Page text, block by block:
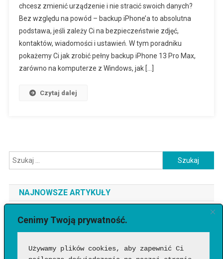
Cenimy Twoją prywatność.
Używamy plików cookies, aby zapewnić Ci
chcesz zmienić urządzenie i nie stracić swoich danych?
Bez względu na powód – backup iPhone’a to absolutna
podstawa, jeśli zależy Ci na bezpieczeństwie zdjęć,
kontaktów, wiadomości i ustawień. W tym poradniku
pokażemy Ci jak zrobić pełny backup iPhone 13 Pro Max,
zarówno na komputerze z Windows, jak […]
Czytaj dalej
Szukaj:
NAJNOWSZE ARTYKUŁY
Jaki telefon do 3500 zł wybrać? Ranking najlepszych modeli
[2026]
Jak sprawdzić, czy wideo wygenerowała AI?